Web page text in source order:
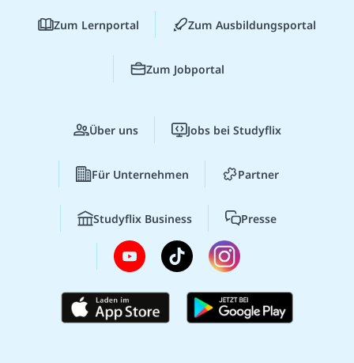
Zum Lernportal Zum Ausbildungsportal
Zum Jobportal
Über uns Jobs bei Studyflix
Für Unternehmen Partner
Studyflix Business Presse